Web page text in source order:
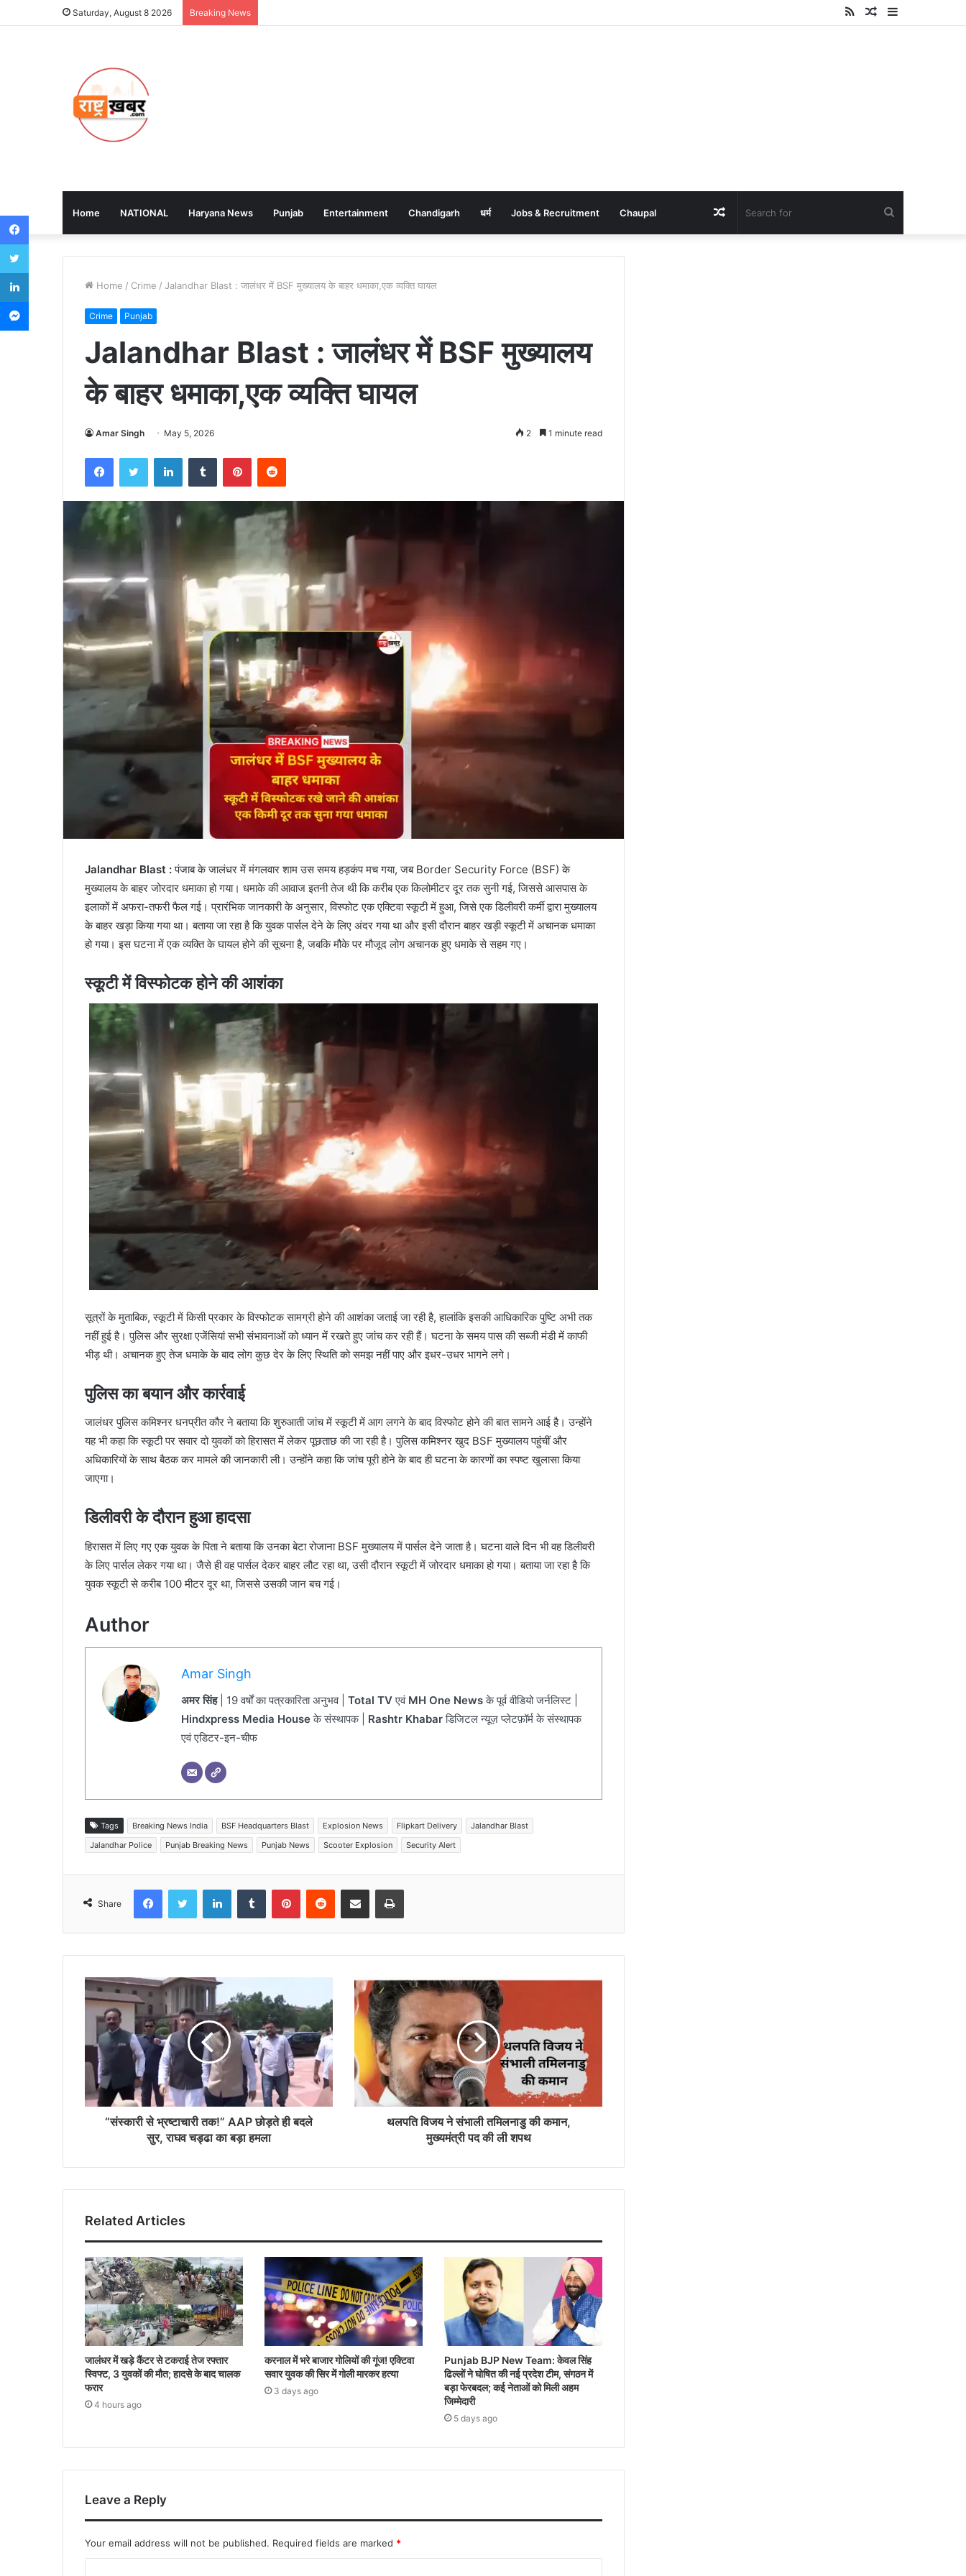
Saturday, August 8 2026 Breaking News
Random
RSS
Home NATIONAL Haryana News Punjab Entertainment Chandigarh धर्म Jobs & Recruitment Chaupal Random
Home / Crime / Jalandhar Blast : जालंधर में BSF मुख्यालय के बाहर धमाका,एक व्यक्ति घायल
Crime Punjab
Jalandhar Blast : जालंधर में BSF मुख्यालय
के बाहर धमाका,एक व्यक्ति घायल
Amar Singh May 5, 2026 2 1 minute read
Jalandhar Blast :पंजाब के जालंधर में मंगलवार शाम उस समय हड़कंप मच गया, जब Border Security Force (BSF) के
मुख्यालय के बाहर जोरदार धमाका हो गया। धमाके की आवाज इतनी तेज थी कि करीब एक किलोमीटर दूर तक सुनी गई, जिससे आसपास के
इलाकों में अफरा-तफरी फैल गई। प्रारंभिक जानकारी के अनुसार, विस्फोट एक एक्टिवा स्कूटी में हुआ, जिसे एक डिलीवरी कर्मी द्वारा मुख्यालय
के बाहर खड़ा किया गया था। बताया जा रहा है कि युवक पार्सल देने के लिए अंदर गया था और इसी दौरान बाहर खड़ी स्कूटी में अचानक धमाका
हो गया। इस घटना में एक व्यक्ति के घायल होने की सूचना है, जबकि मौके पर मौजूद लोग अचानक हुए धमाके से सहम गए।
स्कूटी में विस्फोटक होने की आशंका
सूत्रों के मुताबिक, स्कूटी में किसी प्रकार के विस्फोटक सामग्री होने की आशंका जताई जा रही है, हालांकि इसकी आधिकारिक पुष्टि अभी तक
नहीं हुई है। पुलिस और सुरक्षा एजेंसियां सभी संभावनाओं को ध्यान में रखते हुए जांच कर रही हैं। घटना के समय पास की सब्जी मंडी में काफी
भीड़ थी। अचानक हुए तेज धमाके के बाद लोग कुछ देर के लिए स्थिति को समझ नहीं पाए और इधर-उधर भागने लगे।
पुलिस का बयान और कार्रवाई
जालंधर पुलिस कमिश्नर धनप्रीत कौर ने बताया कि शुरुआती जांच में स्कूटी में आग लगने के बाद विस्फोट होने की बात सामने आई है। उन्होंने
यह भी कहा कि स्कूटी पर सवार दो युवकों को हिरासत में लेकर पूछताछ की जा रही है। पुलिस कमिश्नर खुद BSF मुख्यालय पहुंचीं और
अधिकारियों के साथ बैठक कर मामले की जानकारी ली। उन्होंने कहा कि जांच पूरी होने के बाद ही घटना के कारणों का स्पष्ट खुलासा किया
जाएगा।
डिलीवरी के दौरान हुआ हादसा
हिरासत में लिए गए एक युवक के पिता ने बताया कि उनका बेटा रोजाना BSF मुख्यालय में पार्सल देने जाता है। घटना वाले दिन भी वह डिलीवरी
के लिए पार्सल लेकर गया था। जैसे ही वह पार्सल देकर बाहर लौट रहा था, उसी दौरान स्कूटी में जोरदार धमाका हो गया। बताया जा रहा है कि
युवक स्कूटी से करीब 100 मीटर दूर था, जिससे उसकी जान बच गई।
Author
Amar Singh
अमर सिंह| 19 वर्षों का पत्रकारिता अनुभव | Total TVएवं MH One Newsके पूर्व वीडियो जर्नलिस्ट |
Hindxpress Media Houseके संस्थापक | Rashtr Khabarडिजिटल न्यूज़ प्लेटफ़ॉर्म के संस्थापक
एवं एडिटर-इन-चीफ
Tags Breaking News India BSF Headquarters Blast Explosion News Flipkart Delivery
Jalandhar Blast
Jalandhar Police
Punjab Breaking News Punjab News Scooter Explosion Security Alert
Share
“संस्कारी से भ्रष्टाचारी तक!” AAP छोड़ते ही बदले
सुर, राघव चड्ढा का बड़ा हमला
थलपति विजय ने संभाली तमिलनाडु की कमान,
मुख्यमंत्री पद की ली शपथ
Related Articles
जालंधर में खड़े कैंटर से टकराई तेज रफ्तार
स्विफ्ट, 3 युवकों की मौत; हादसे के बाद चालक
फरार
4 hours ago
करनाल में भरे बाजार गोलियों की गूंज! एक्टिवा
सवार युवक की सिर में गोली मारकर हत्या
3 days ago
Punjab BJP New Team: केवल सिंह
ढिल्लों ने घोषित की नई प्रदेश टीम, संगठन में
बड़ा फेरबदल; कई नेताओं को मिली अहम
जिम्मेदारी
5 days ago
Leave a Reply
Your email address will not be published. Required fields are marked *